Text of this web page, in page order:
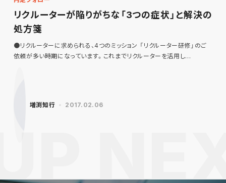
リクルーターが陥りがちな「3つの症状」と解決の
処方箋
●リクルーターに求められる、4つのミッション 「リクルーター研修」のご
依頼が多い時期になっています。これまでリクルーターを活用し…
増渕知行 2017.02.06